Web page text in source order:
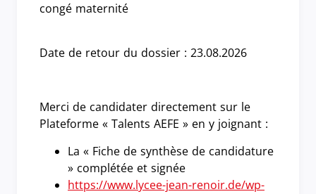
congé maternité
Date de retour du dossier : 23.08.2026
Merci de candidater directement sur le
Plateforme « Talents AEFE » en y joignant :
La « Fiche de synthèse de candidature
» complétée et signée
https://www.lycee-jean-renoir.de/wp-